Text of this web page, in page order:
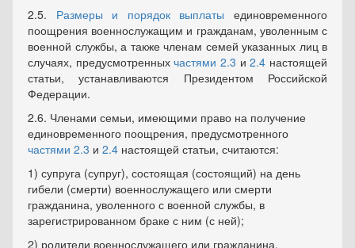
2.5. Размеры и порядок выплаты единовременного
поощрения военнослужащим и гражданам, уволенным с
военной службы, а также членам семей указанных лиц в
случаях, предусмотренныхчастями 2.3 и2.4 настоящей
статьи,устанавливаются Президентом Российской
Федерации.
2.6. Членами семьи, имеющими право на получение
единовременного поощрения, предусмотренного
частями 2.3 и 2.4 настоящей статьи, считаются:
1) супруга (супруг), состоящая (состоящий) на день
гибели (смерти) военнослужащего или смерти
гражданина, уволенного с военной службы, в
зарегистрированном браке с ним (с ней);
2) родители военнослужащего или гражданина,